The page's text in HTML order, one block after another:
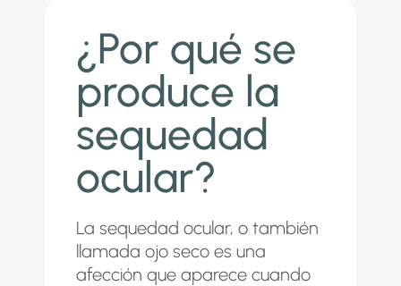
¿Por qué se
produce la
sequedad
ocular?
La sequedad ocular, o también
llamada ojo seco es una
afección que aparece cuando